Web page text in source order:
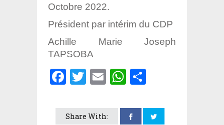
Octobre 2022.
Président par intérim du CDP
Achille Marie Joseph
TAPSOBA
Facebook
Twitter
EmailWhatsApp
Share With: